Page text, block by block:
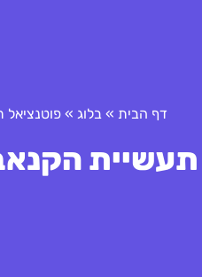
דף הבית » בלוג »פוטנציאל
תעשיית